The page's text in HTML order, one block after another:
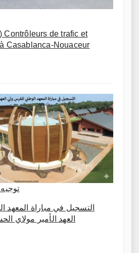
Contrôleurs de trafic et
Casablanca-Nouaceur
التسجيل في مباراة
العهد الأمير مولاي الحسن 2026